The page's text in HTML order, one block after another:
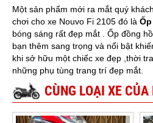
Một sản phẩm mới ra mắt quý
chơi cho xe Nouvo Fi 2105 đó là
bóng sáng rất đẹp mắt . Ốp đồng hồ
bạn thêm sang trọng và nổi bật
khi sở hữu một chiếc xe đẹp ,thời
những phụ tùng trang trí đẹp mắt.
CÙNG LOẠI XE CỦA